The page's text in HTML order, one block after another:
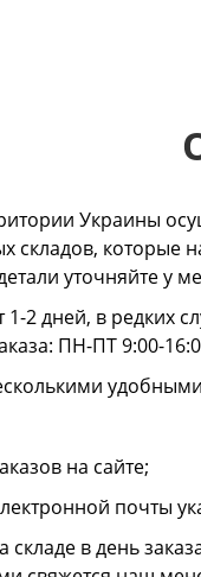
Украины
складов,
уточняйте у
1-2 дней, в редких
ПН-ПТ 9:00-
на сайте;
почты
складе в день